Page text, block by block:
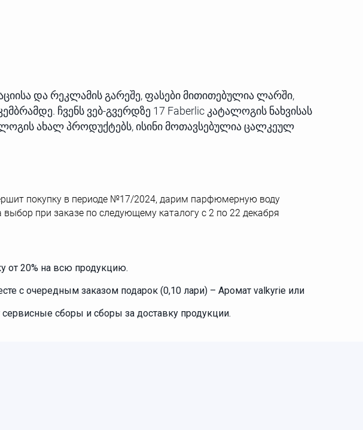
და რეკლამის გარეშე, ფასები მითითებულია ლარში,
ჩვენს ვებ-გვერდზე 17 Faberlic კატალოგის ნახვისას
ახალ პროდუქტებს, ისინი მოთავსებულია ცალკეულ
покупку в периоде №17/2024, дарим парфюмерную воду
при заказе по следующему каталогу с 2 по 22 декабря
от 20% на всю продукцию.
с очередным заказом подарок (0,10 лари) – Аромат valkyrie или
сборы и сборы за доставку продукции.